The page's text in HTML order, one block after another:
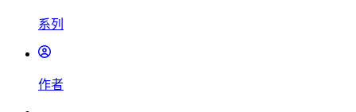
系列
作者